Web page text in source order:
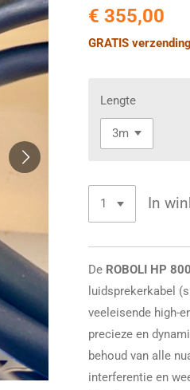
€ 355,00
GRATIS verzending
Lengte
In
De ROBOLI HP
luidsprekerkabel
veeleisende high-
precieze en
behoud van alle
interferentie en